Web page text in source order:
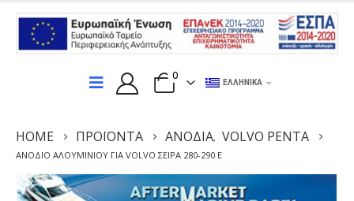
0
ΕΛΛΗΝΙΚΆ
HOME ΠΡΟΪΌΝΤΑ ΑΝΌΔΙΑ, VOLVO PENTA
ΑΝΌΔΙΟ ΑΛΟΥΜΙΝΊΟΥ ΓΙΑ VOLVO ΣΕΙΡΆ 280-290 E